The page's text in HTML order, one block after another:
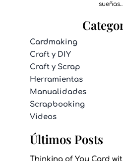
Cardmaking
Craft y DIY
Craft y Scrap
Herramientas
Manualidades
Scrapbooking
Videos
Últimos Posts